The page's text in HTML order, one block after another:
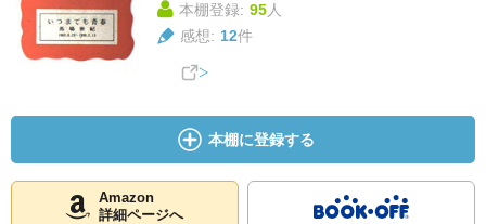
本棚登録: 95人
感想: 12件
本棚に登録する
Amazon
詳細ページへ